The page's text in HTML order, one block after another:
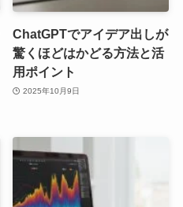
ChatGPTでアイデア出しが
驚くほどはかどる方法と活
用ポイント
2025年10月9日